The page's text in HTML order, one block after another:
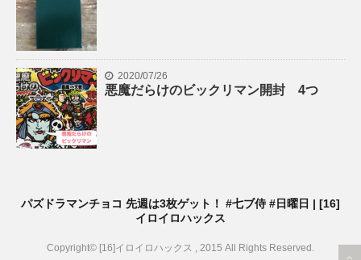
2020/07/26
悪魔だらけのビックリマン開封 4つ
パズドラマンチョコ 先週は3枚ゲット！ #七ブ侍 #日曜日 | [16]
イロイロハックス
Copyright© [16]イロイロハックス , 2015 All Rights Reserved.